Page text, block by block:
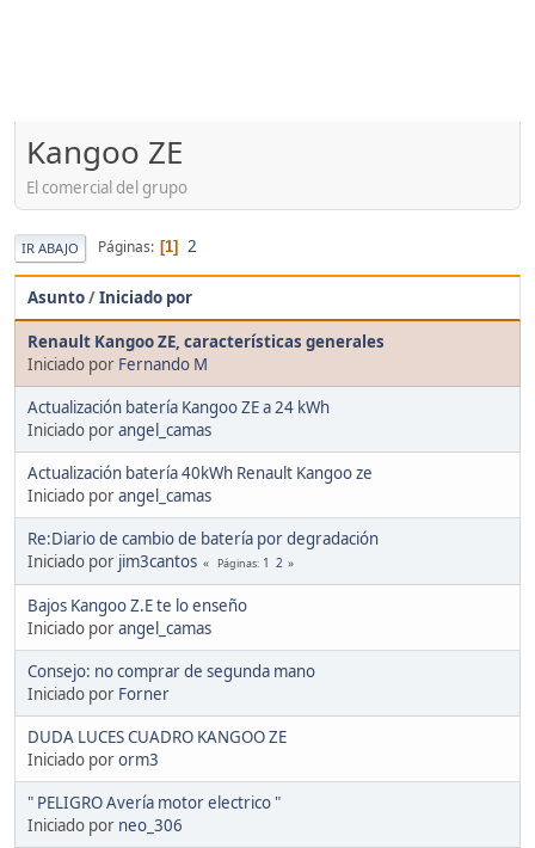
Kangoo ZE
El comercial del grupo
IR ABAJO Páginas 1 2
Asunto/Iniciado por
Renault Kangoo ZE, características generales
Iniciado por Fernando M
Actualización batería Kangoo ZE a 24 kWh
Iniciado porangel_camas
Actualización batería 40kWh Renault Kangoo ze
Iniciado porangel_camas
Re:Diario de cambio de batería por degradación
Iniciado por jim3cantos Páginas 1 2
Bajos Kangoo Z.E te lo enseño
Iniciado porangel_camas
Consejo: no comprar de segunda mano
Iniciado por Forner
DUDA LUCES CUADRO KANGOO ZE
Iniciado pororm3
" PELIGRO Avería motor electrico "
Iniciado por neo_306